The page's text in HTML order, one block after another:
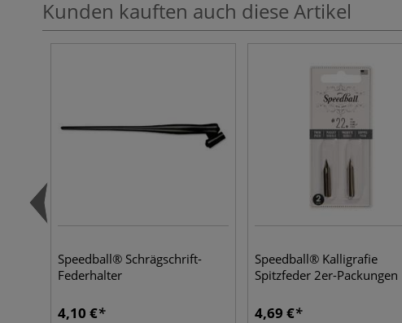
Kunden kauften auch diese Artikel
Speedball® Schrägschrift-
Federhalter
4,10 €
Speedball® Kalligrafie
Spitzfeder 2er-Packungen
4,69 €